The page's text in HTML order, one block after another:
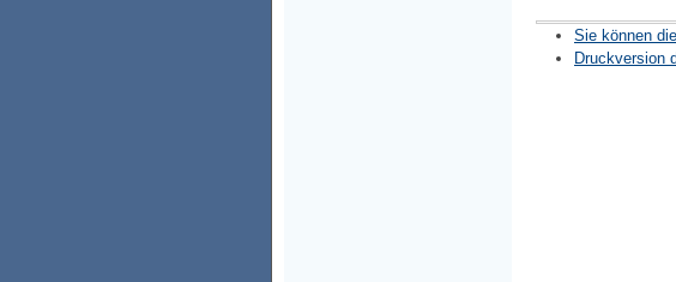
Sie können
Druckversion